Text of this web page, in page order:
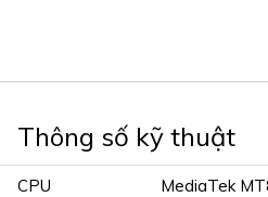
Thông số kỹ thuật
CPU MediaTek